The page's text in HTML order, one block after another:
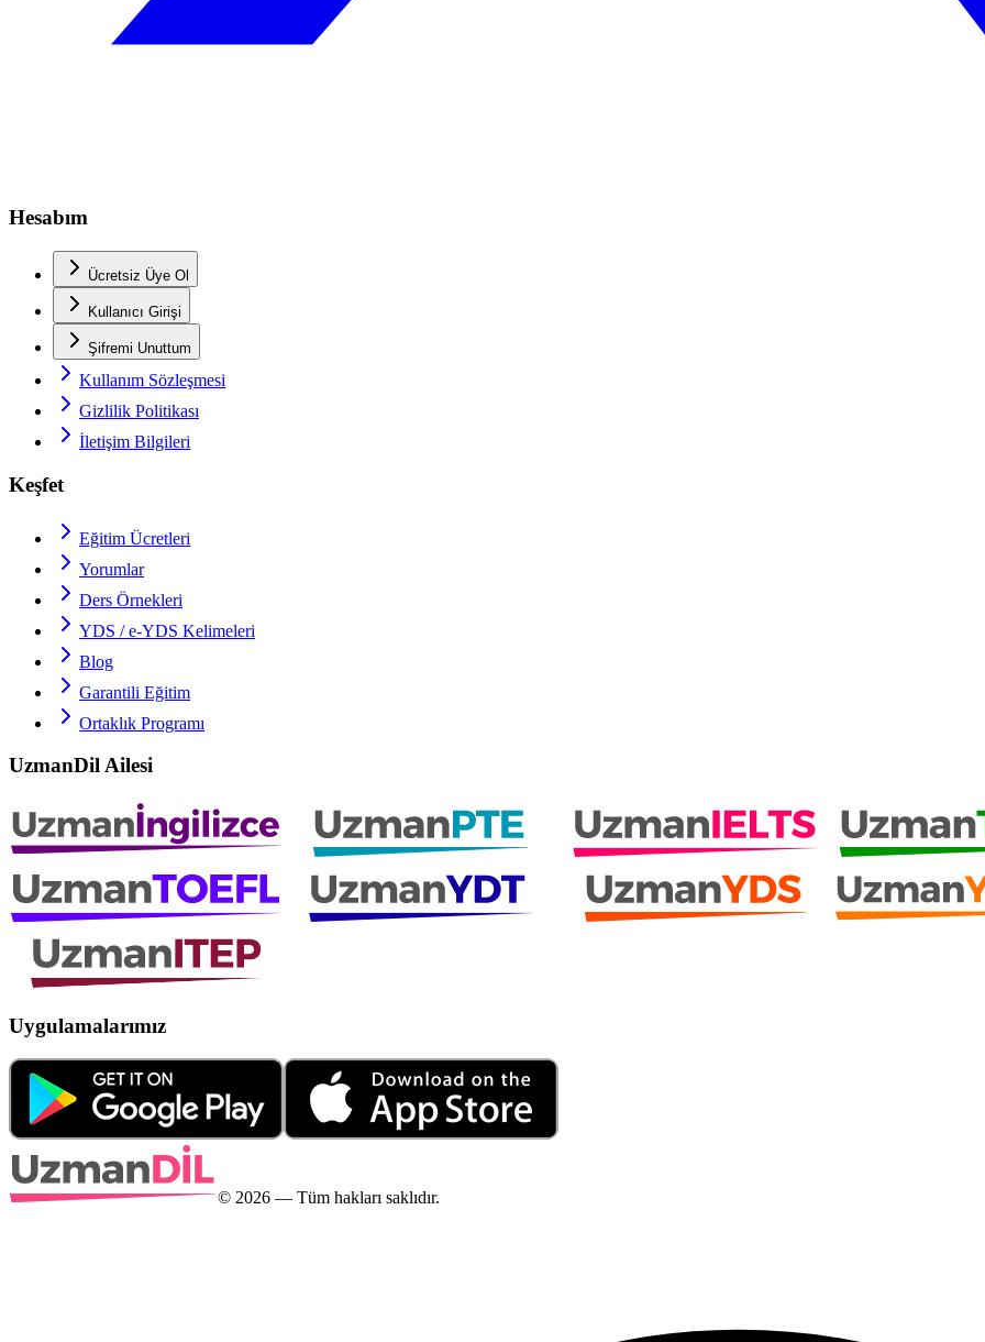
Hesabım
Ücretsiz Üye Ol
Kullanıcı Girişi
Şifremi Unuttum
Kullanım Sözleşmesi
Gizlilik Politikası
İletişim Bilgileri
Keşfet
Eğitim Ücretleri
Yorumlar
Ders Örnekleri
YDS / e-YDS Kelimeleri
Blog
Garantili Eğitim
Ortaklık Programı
UzmanDil Ailesi
Uygulamalarımız
© 2026 — Tüm hakları saklıdır.